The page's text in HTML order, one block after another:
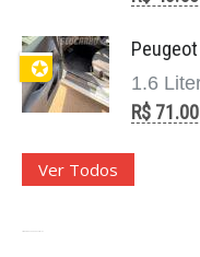
maio 14, 2025
Os 8 Carros Mais
Brasil: Luxo,
A Land Rover
distinta no
1.6
R$
Ver Todos